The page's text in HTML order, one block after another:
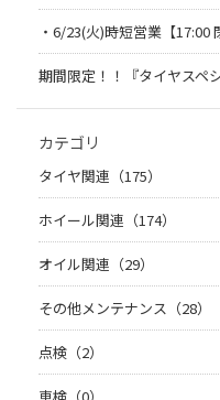
・6/23(火)時短営業【17:00
期間限定！！『タイヤスペ
カテゴリ
タイヤ関連（175）
ホイール関連（174）
オイル関連（29）
その他メンテナンス（28）
点検（2）